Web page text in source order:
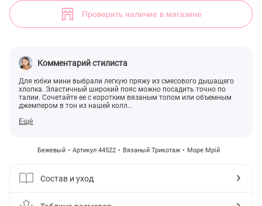
Проверить наличие в магазине
Комментарий стилиста
Для юбки мини выбрали легкую пряжу из смесового дышащего
хлопка. Эластичный широкий пояс можно посадить точно по
талии. Сочетайте ее с коротким вязаным топом или объемным
джемпером в тон из нашей колл...
Ещё
Бежевый Артикул 44522 Вязаный Трикотаж Море Мрій
Состав и уход
Бежевая юбка из трикотажа (арт. 44522) ♡ интернет-магазин Gepur